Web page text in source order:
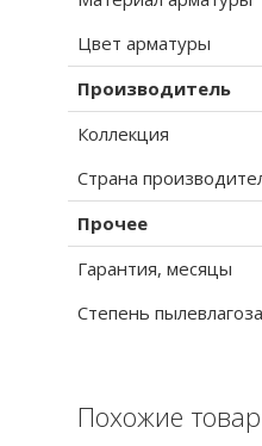
Цвет арматуры
Производитель
Коллекция
Страна
Прочее
Гарантия, месяцы
Степень
Похожие